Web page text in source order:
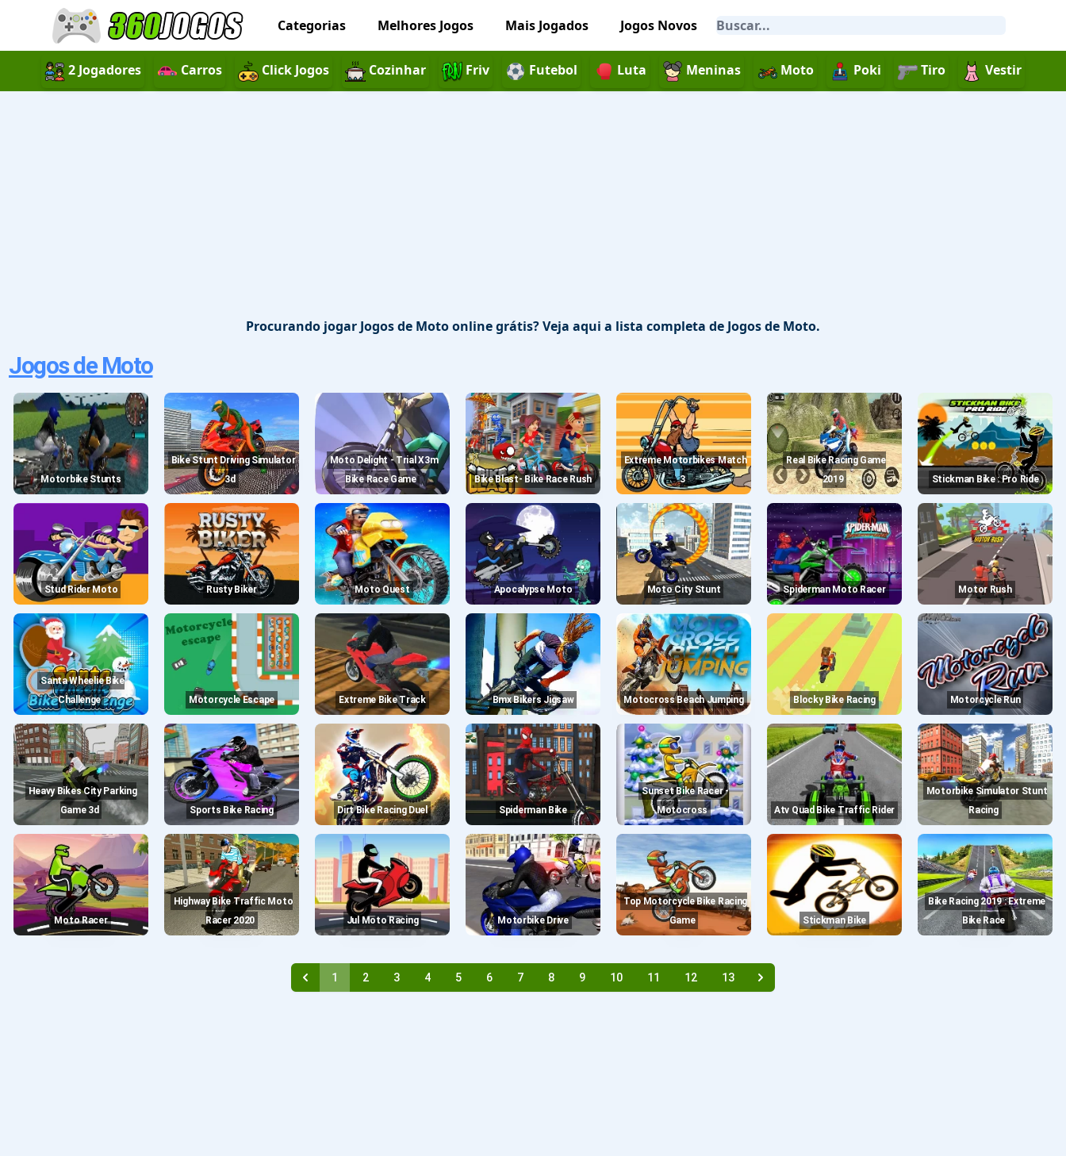
Categorias Melhores Jogos Mais Jogados Jogos Novos
2 Jogadores Carros Click Jogos Cozinhar Friv Futebol Luta Meninas Moto Poki Tiro Vestir
Procurando jogar Jogos de Moto online grátis? Veja aqui a lista completa de Jogos de Moto.
Jogos de Moto
Motorbike Stunts
Bike Stunt Driving Simulator
3d
Moto Delight - Trial X3m
Bike Race Game
Bike Blast- Bike Race Rush
Extreme Motorbikes Match
3
Real Bike Racing Game
2019
Stickman Bike : Pro Ride
Stud Rider Moto Rusty Biker Moto Quest Apocalypse Moto Moto City Stunt Spiderman Moto Racer Motor Rush
Santa Wheelie Bike
Challenge
Motorcycle Escape Extreme Bike Track Bmx Bikers Jigsaw Motocross Beach Jumping Blocky Bike Racing Motorcycle Run
Heavy Bikes City Parking
Game 3d
Sports Bike Racing Dirt Bike Racing Duel Spiderman Bike
Sunset Bike Racer -
Motocross
Atv Quad Bike Traffic Rider
Motorbike Simulator Stunt
Racing
Moto Racer
Highway Bike Traffic Moto
Racer 2020
Jul Moto Racing Motorbike Drive
Top Motorcycle Bike Racing
Game
Stickman Bike
Bike Racing 2019 : Extreme
Bike Race
1 2 3 4 5 6 7 8 9 10 11 12 13